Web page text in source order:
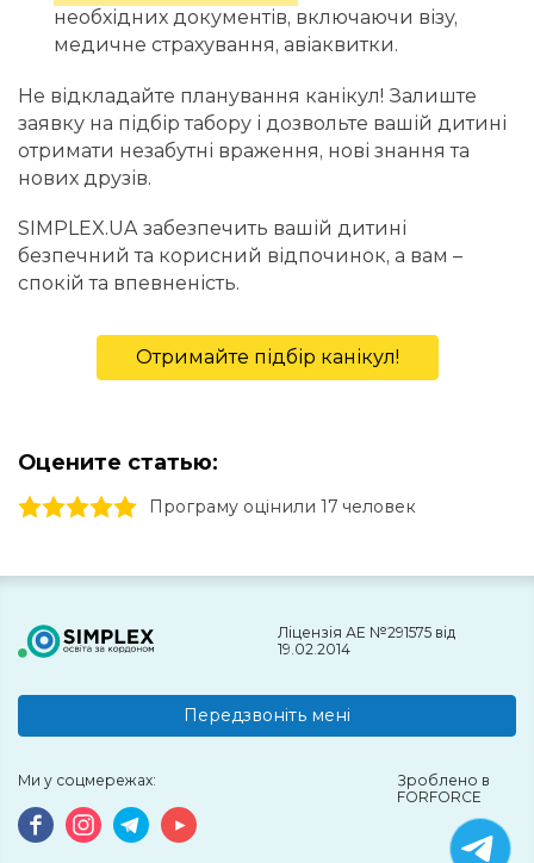
необхідних документів, включаючи візу,
медичне страхування, авіаквитки.
Не відкладайте планування канікул! Залиште
заявку на підбір табору і дозвольте вашій дитині
отримати незабутні враження, нові знання та
нових друзів.
SIMPLEX.UA забезпечить вашій дитині
безпечний та корисний відпочинок, а вам –
спокій та впевненість.
Отримайте підбір канікул!
Оцените статью:
5 stars
4 stars
3 stars
2 stars
1 stars Програму оцінили 17 человек
Ліцензія АЕ №291575 від
19.02.2014
Передзвоніть мені
Ми у соцмережах:
Зроблено в
FORFORCE